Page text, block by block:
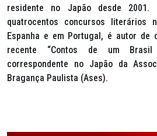
residente no Japão desde 2001.
quatrocentos concursos literários
Espanha e em Portugal, é autor de
recente “Contos de um Brasil
correspondente no Japão da
Bragança Paulista (Ases).